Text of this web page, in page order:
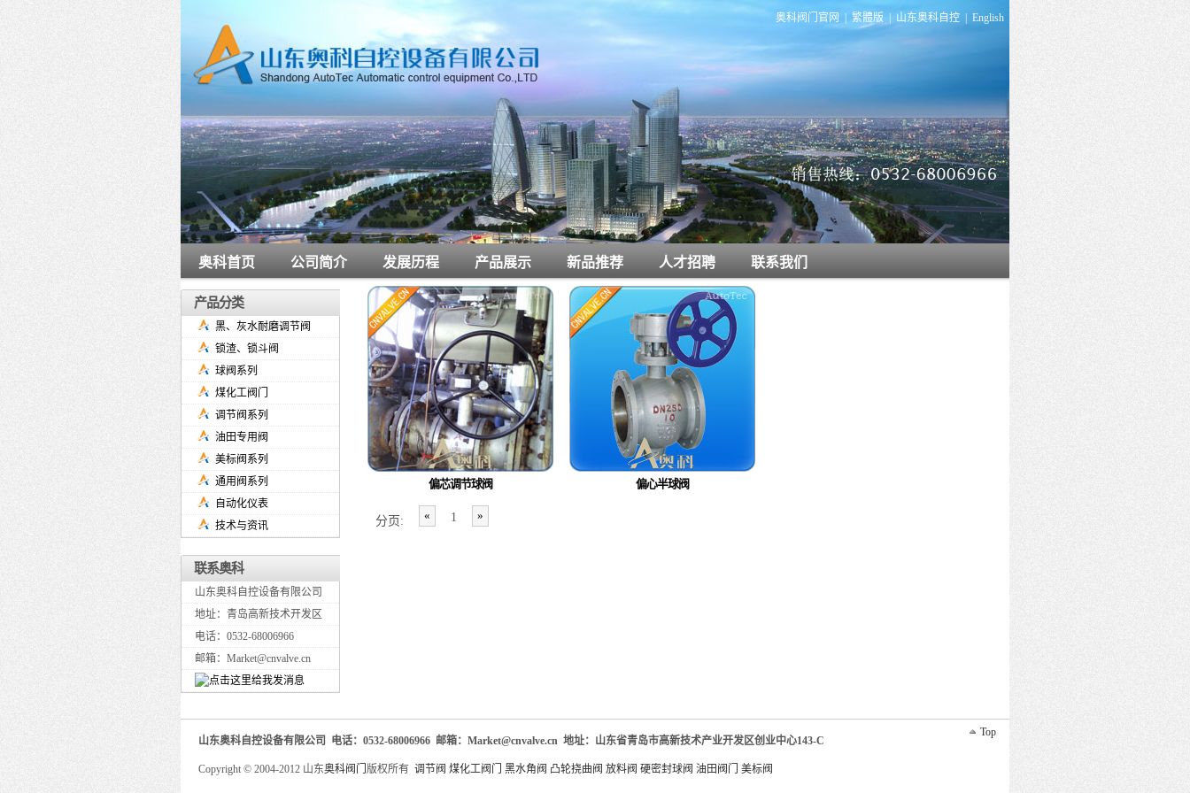
奥科阀门官网 繁體版 山东奥科自控 English
奥科首页 公司简介 发展历程 产品展示 新品推荐 人才招聘 联系我们
偏芯调节球阀 偏心半球阀
分页: « 1 »
产品分类
黑、灰水耐磨调节阀
锁渣、锁斗阀
球阀系列
煤化工阀门
调节阀系列
油田专用阀
美标阀系列
通用阀系列
自动化仪表
技术与资讯
联系奥科
山东奥科自控设备有限公司
地址：青岛高新技术开发区
电话：0532-68006966
邮箱：Market@cnvalve.cn
Top
山东奥科自控设备有限公司 电话：0532-68006966 邮箱：Market@cnvalve.cn 地址：山东省青岛市高新技术产业开发区创业中心143-C
Copyright © 2004-2012 山东奥科阀门 版权所有 调节阀 煤化工阀门 黑水角阀 凸轮挠曲阀 放料阀 硬密封球阀 油田阀门 美标阀